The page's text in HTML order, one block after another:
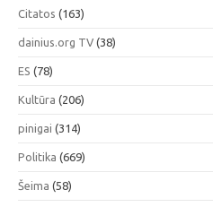
Citatos (163)
dainius.org TV (38)
ES (78)
Kultūra (206)
pinigai (314)
Politika (669)
Šeima (58)